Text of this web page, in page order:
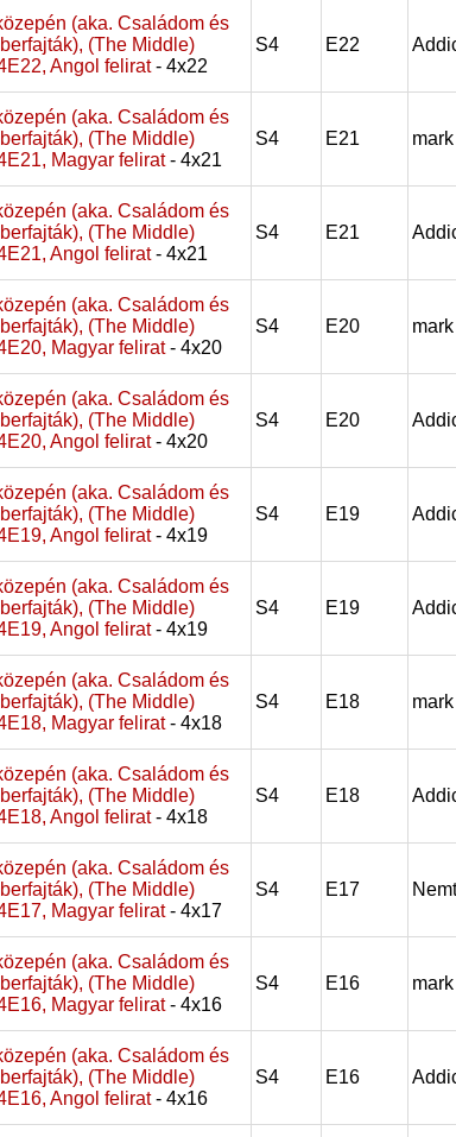
(aka. Családom és
(The Middle)
Angol felirat- 4x22
S4 E22
(aka. Családom és
(The Middle)
Magyar felirat- 4x21
S4 E21 mark
(aka. Családom és
(The Middle)
Angol felirat- 4x21
S4 E21
(aka. Családom és
(The Middle)
Magyar felirat- 4x20
S4 E20 mark
(aka. Családom és
(The Middle)
Angol felirat- 4x20
S4 E20
(aka. Családom és
(The Middle)
Angol felirat- 4x19
S4 E19
(aka. Családom és
(The Middle)
Angol felirat- 4x19
S4 E19
(aka. Családom és
(The Middle)
Magyar felirat- 4x18
S4 E18 mark
(aka. Családom és
(The Middle)
Angol felirat- 4x18
S4 E18
(aka. Családom és
(The Middle)
Magyar felirat- 4x17
S4 E17
(aka. Családom és
(The Middle)
Magyar felirat- 4x16
S4 E16 mark
(aka. Családom és
(The Middle)
Angol felirat- 4x16
S4 E16